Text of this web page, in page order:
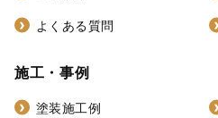
よくある質問
施工・事例
塗装施工例